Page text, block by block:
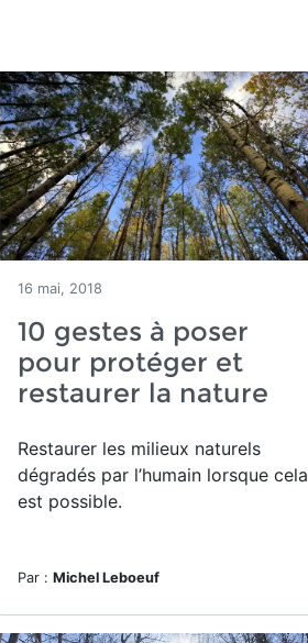
16 mai, 2018
10 gestes à poser
pour protéger et
restaurer la nature
Restaurer les milieux naturels
dégradés par l’humain lorsque cela
est possible.
Par : Michel Leboeuf